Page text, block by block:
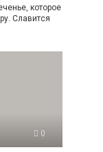
которое
Славится
0